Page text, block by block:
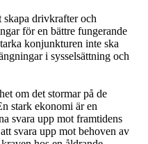
drivkrafter och
för en bättre fungerande
konjunkturen inte ska
i sysselsättning och
om det stormar på de
stark ekonomi är en
svara upp mot framtidens
svara upp mot behoven av